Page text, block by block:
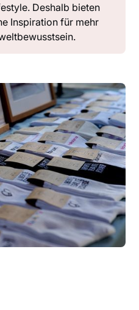
Deshalb bieten
Inspiration für mehr